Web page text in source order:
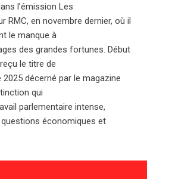
l’émission Les
RMC, en novembre dernier, où il
le manque à
des grandes fortunes. Début
le titre de
2025 décerné par le magazine
qui
parlementaire intense,
économiques et